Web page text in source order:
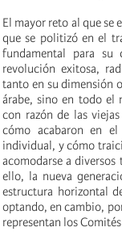
El mayor reto al que se
que se politizó en el
fundamental para
revolución exitosa,
tanto en su dimensión
árabe, sino en todo el
con razón de las
cómo acabaron en
individual, y cómo
acomodarse a
ello, la nueva
estructura horizontal
optando, en cambio,
representan los